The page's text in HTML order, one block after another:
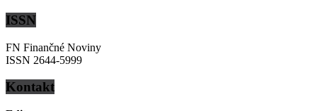
ISSN
FN Finančné Noviny
ISSN 2644-5999
Kontakt